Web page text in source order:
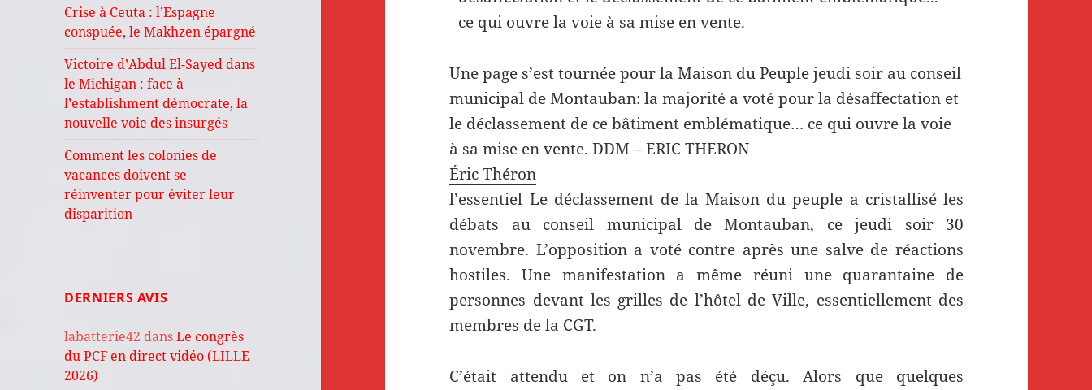
Crise à Ceuta : l’Espagne
conspuée, le Makhzen épargné
Victoire d’Abdul El-Sayed dans
le Michigan : face à
l’establishment démocrate, la
nouvelle voie des insurgés
Comment les colonies de
vacances doivent se
réinventer pour éviter leur
disparition
DERNIERS AVIS
labatterie42 dansLe congrès
du PCF en direct vidéo (LILLE
2026)
Une page s’est tournée pour la Maison du Peuple jeudi soir au conseil
municipal de Montauban: la majorité a voté pour la désaffectation et
le déclassement de ce bâtiment emblématique… ce qui ouvre la voie
à sa mise en vente. DDM – ERIC THERON
Éric Théron
l’essentiel Le déclassement de la Maison du peuple a cristallisé les
débats au conseil municipal de Montauban, ce jeudi soir 30
novembre. L’opposition a voté contre après une salve de réactions
hostiles. Une manifestation a même réuni une quarantaine de
personnes devant les grilles de l’hôtel de Ville, essentiellement des
membres de la CGT.
C’était attendu et on n’a pas été déçu. Alors que quelques